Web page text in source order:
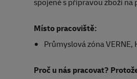
Místo pracoviště:
Průmyslová zóna VERNE,
Proč u nás pracovat?